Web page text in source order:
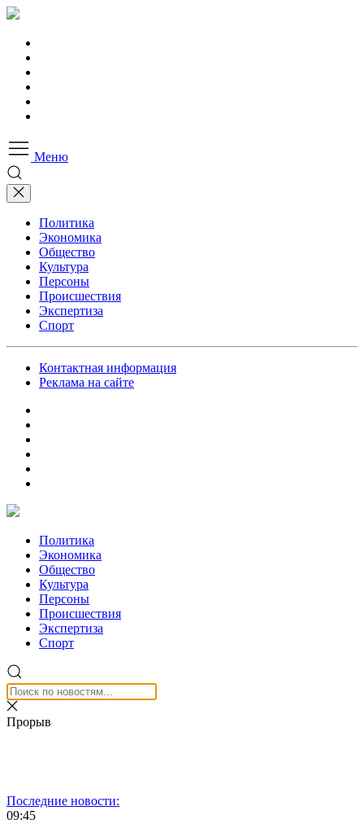
Меню
Политика
Экономика
Общество
Культура
Персоны
Происшествия
Экспертиза
Спорт
Контактная информация
Реклама на сайте
Политика
Экономика
Общество
Культура
Персоны
Происшествия
Экспертиза
Спорт
Прорыв
Последние новости:
09:45